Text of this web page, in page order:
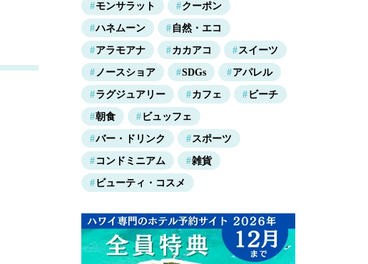
モンサラット クーポン
ハネムーン 自然・エコ
アラモアナ カカアコ スイーツ
ノースショア SDGs アパレル
ラグジュアリー カフェ ビーチ
朝食 ビュッフェ
バー・ドリンク スポーツ
コンドミニアム 雑貨
ビューティ・コスメ